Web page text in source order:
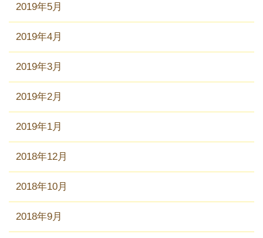
2019年5月
2019年4月
2019年3月
2019年2月
2019年1月
2018年12月
2018年10月
2018年9月